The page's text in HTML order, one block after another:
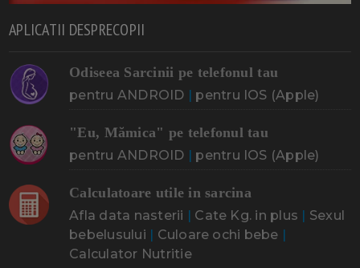
APLICATII DESPRECOPII
Odiseea Sarcinii pe telefonul tau
pentru ANDROID | pentru IOS (Apple)
"Eu, Mămica" pe telefonul tau
pentru ANDROID | pentru IOS (Apple)
Calculatoare utile in sarcina
Afla data nasterii | Cate Kg. in plus | Sexul
bebelusului | Culoare ochi bebe |
Calculator Nutritie